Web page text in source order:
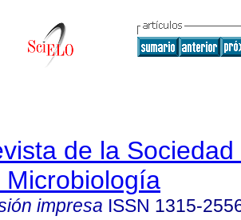
de la
Microbiología
impresa ISSN 1315-